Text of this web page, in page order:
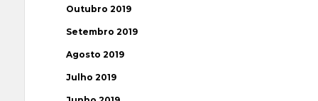
Outubro 2019
Setembro 2019
Agosto 2019
Julho 2019